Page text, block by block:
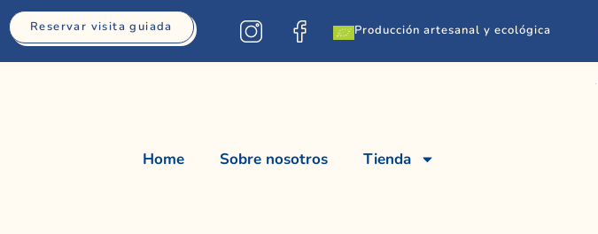
Reservar visita guiada Producción artesanal y ecológica
Home Sobre nosotros Tienda